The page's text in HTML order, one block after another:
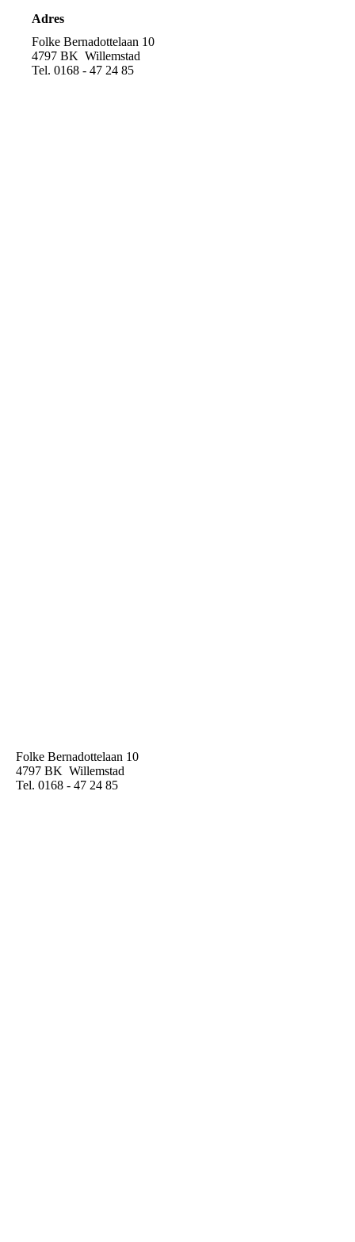
Adres
Folke Bernadottelaan 10
4797 BK Willemstad
Tel. 0168 - 47 24 85
Folke Bernadottelaan 10
4797 BK Willemstad
Tel. 0168 - 47 24 85